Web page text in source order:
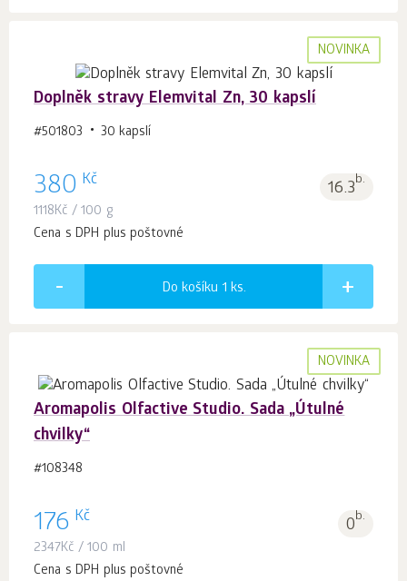
NOVINKA
Doplněk stravy Elemvital Zn, 30 kapslí
#501803 30 kapslí
380 Kč 16.3b.
1118Kč / 100 g
Cena s DPH plus poštovné
Do košíku 1 ks.
NOVINKA
Aromapolis Olfactive Studio. Sada „Útulné
chvilky“
#108348
176 Kč 0b.
2347Kč / 100 ml
Cena s DPH plus poštovné